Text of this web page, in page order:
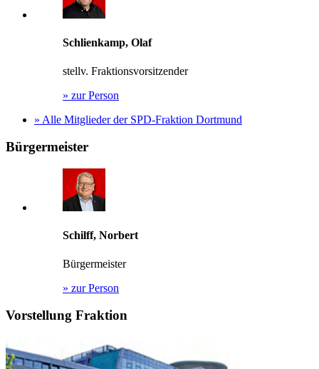
Schlienkamp, Olaf
stellv. Fraktionsvorsitzender
» zur Person
» Alle Mitglieder der SPD-Fraktion Dortmund
Bürgermeister
Schilff, Norbert
Bürgermeister
» zur Person
Vorstellung Fraktion